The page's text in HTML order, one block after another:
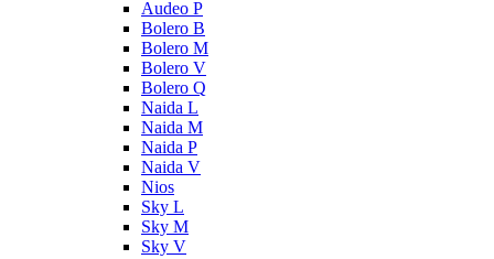
Audeo P
Bolero B
Bolero M
Bolero V
Bolero Q
Naida L
Naida M
Naida P
Naida V
Nios
Sky L
Sky M
Sky V